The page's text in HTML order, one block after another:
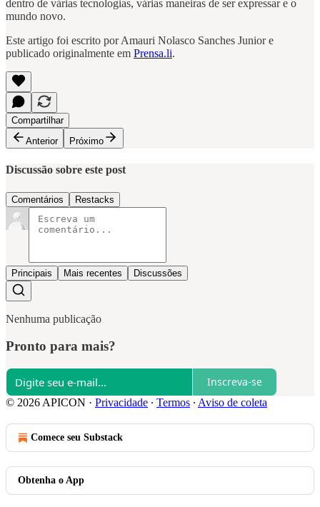
dentro de várias tecnologias, várias maneiras de ser expressar e o
mundo novo.
Este artigo foi escrito por Amauri Nolasco Sanches Junior e
publicado originalmente em Prensa.li.
Compartilhar
Anterior
Próximo
Discussão sobre este post
Comentários Restacks
Principais Mais recentes Discussões
Nenhuma publicação
Pronto para mais?
Inscreva-se
© 2026 APICON · Privacidade ∙ Termos ∙ Aviso de coleta
Comece seu Substack
Obtenha o App